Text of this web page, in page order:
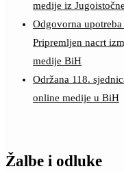
medije iz
Odgovorna
Pripremljen nacrt
medije BiH
Održana 118.
online medije u BiH
Žalbe i odluke